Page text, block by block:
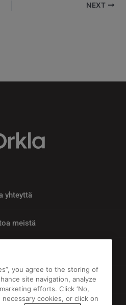
NEXT
yhteyttä
meistä
Vastuu
you agree to the storing of
site navigation, analyze
efforts. Click ‘No,
cookies, or click on